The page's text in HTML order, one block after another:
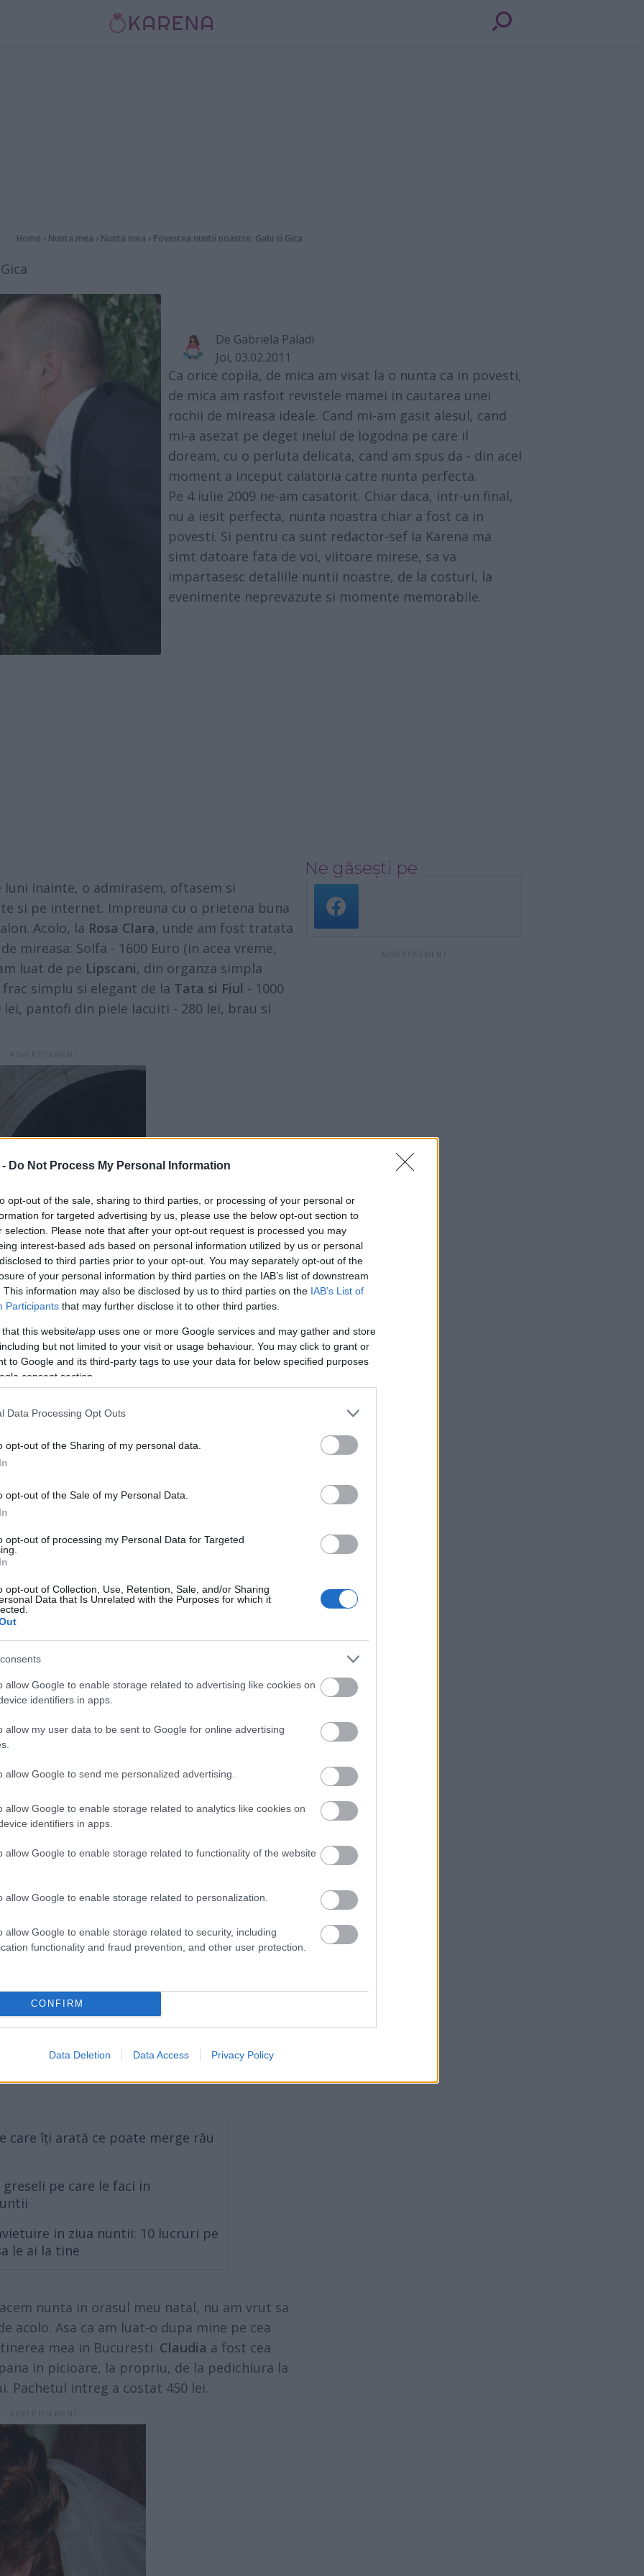
- Do Not Process My Personal Information
opt-out of the sale, sharing to third parties, or processing of your personal or
for targeted advertising by us, please use the below opt-out section to
selection. Please note that after your opt-out request is processed you may
interest-based ads based on personal information utilized by us or personal
to third parties prior to your opt-out. You may separately opt-out of the
of your personal information by third parties on the IAB’s list of downstream
This information may also be disclosed by us to third parties on the IAB’s List of
Participants that may further disclose it to other third parties.
that this website/app uses one or more Google services and may gather and store
but not limited to your visit or usage behaviour. You may click to grant or
to Google and its third-party tags to use your data for below specified purposes
consent section.
Data Processing Opt Outs
opt-out of the Sharing of my personal data.
opt-out of the Sale of my Personal Data.
opt-out of processing my Personal Data for Targeted
opt-out of Collection, Use, Retention, Sale, and/or Sharing
Data that Is Unrelated with the Purposes for which it
allow Google to enable storage related to advertising like cookies on
identifiers in apps.
allow my user data to be sent to Google for online advertising
allow Google to send me personalized advertising.
allow Google to enable storage related to analytics like cookies on
identifiers in apps.
allow Google to enable storage related to functionality of the website
allow Google to enable storage related to personalization.
allow Google to enable storage related to security, including
functionality and fraud prevention, and other user protection.
CONFIRM
Data Deletion Data Access Privacy Policy
Home › Nunta mea › Nunta mea › Povestea nuntii noastre: Gabi si Gica
De Gabriela Paladi
Joi, 03.02.2011
Ca orice copila, de mica am visat la o nunta ca in povesti,
de mica am rasfoit revistele mamei in cautarea unei
rochii de mireasa ideale. Cand mi-am gasit alesul, cand
mi-a asezat pe deget inelul de logodna pe care il
doream, cu o perluta delicata, cand am spus da - din acel
moment a inceput calatoria catre nunta perfecta.
Pe 4 iulie 2009 ne-am casatorit. Chiar daca, intr-un final,
nu a iesit perfecta, nunta noastra chiar a fost ca in
povesti. Si pentru ca sunt redactor-sef la Karena ma
simt datoare fata de voi, viitoare mirese, sa va
impartasesc detaliile nuntii noastre, de la costuri, la
evenimente neprevazute si momente memorabile.
inainte, o admirasem, oftasem si
si pe internet. Impreuna cu o prietena buna
Acolo, la Rosa Clara, unde am fost tratata
mireasa: Solfa - 1600 Euro (in acea vreme,
luat de pe Lipscani, din organza simpla
simplu si elegant de la Tata si Fiul - 1000
pantofi din piele lacuiti - 280 lei, brau si
laMe&You, un set de perlute, cercei si
de pe
Lipscani
la soacra mea - ceva vechi si ceva albastru.
subtiri din doua tipuri de metale. Le-am
a fost de 780 lei.
care îți arată ce poate merge rău
pe care le faci in
in ziua nuntii: 10 lucruri pe
le ai la tine
nunta in orasul meu natal, nu am vrut sa
acolo. Asa ca am luat-o dupa mine pe cea
mea in Bucuresti. Claudia a fost cea
in picioare, la propriu, de la pedichiura la
Pachetul intreg a costat 450 lei.
Ne găsești pe